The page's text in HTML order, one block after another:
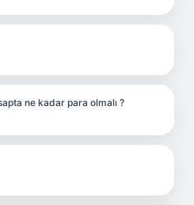
ne kadar para olmalı ?